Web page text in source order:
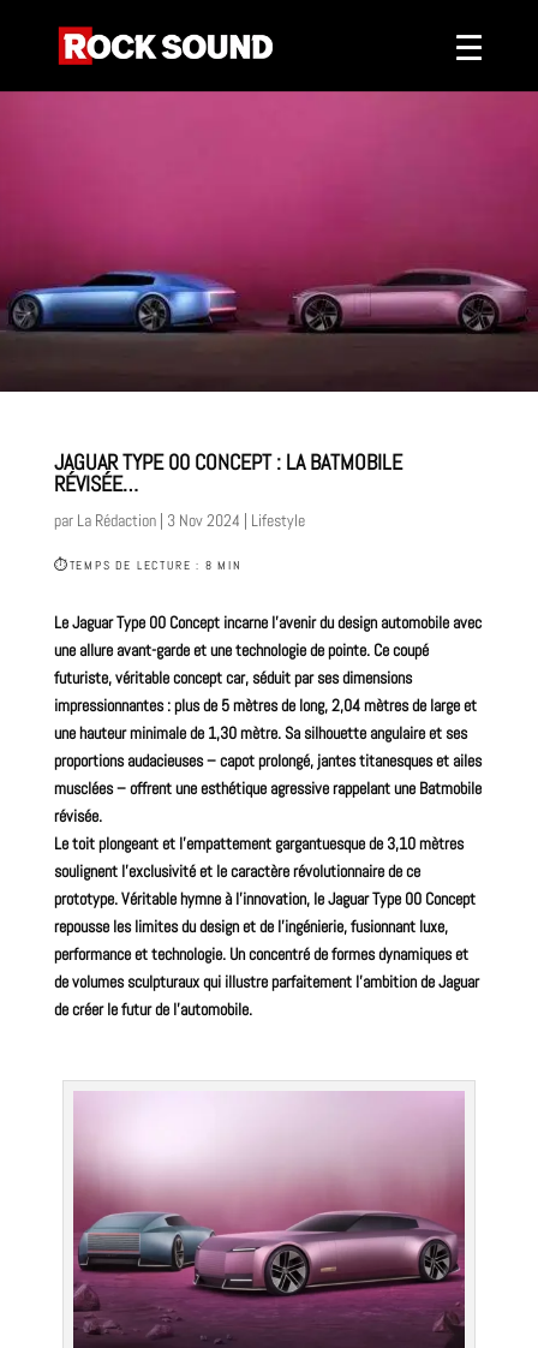
JAGUAR TYPE 00 CONCEPT : LA BATMOBILE
RÉVISÉE…
par La Rédaction| 3 Nov 2024 | Lifestyle
⏱TEMPS DE LECTURE : 8 MIN
Le Jaguar Type 00 Concept incarne l’avenir du design automobile avec
une allure avant-garde et une technologie de pointe. Ce coupé
futuriste, véritable concept car, séduit par ses dimensions
impressionnantes : plus de 5 mètres de long, 2,04 mètres de large et
une hauteur minimale de 1,30 mètre. Sa silhouette angulaire et ses
proportions audacieuses – capot prolongé, jantes titanesques et ailes
musclées – offrent une esthétique agressive rappelant une Batmobile
révisée.
Le toit plongeant et l’empattement gargantuesque de 3,10 mètres
soulignent l’exclusivité et le caractère révolutionnaire de ce
prototype. Véritable hymne à l’innovation, le Jaguar Type 00 Concept
repousse les limites du design et de l’ingénierie, fusionnant luxe,
performance et technologie. Un concentré de formes dynamiques et
de volumes sculpturaux qui illustre parfaitement l’ambition de Jaguar
de créer le futur de l’automobile.